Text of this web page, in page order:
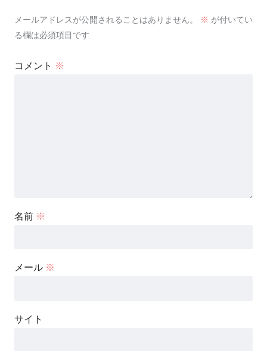
メールアドレスが公開されることはありません。 ※ が付いてい
る欄は必須項目です
コメント ※
名前 ※
メール ※
サイト